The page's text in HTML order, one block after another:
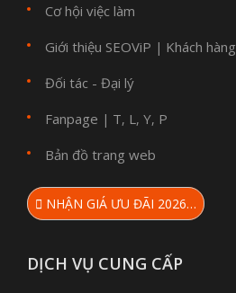
Cơ hội việc làm
Giới thiệu SEOViP | Khách hàng
Đối tác - Đại lý
Fanpage | T, L , Y, P
Bản đồ trang web
NHẬN GIÁ ƯU ĐÃI 2026…
DỊCH VỤ CUNG CẤP